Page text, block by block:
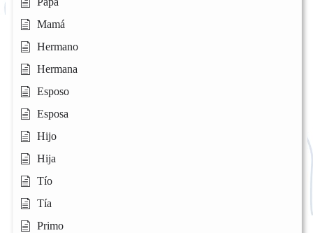
Mamá
Hermano
Hermana
Esposo
Esposa
Hijo
Hija
Tío
Tía
Primo